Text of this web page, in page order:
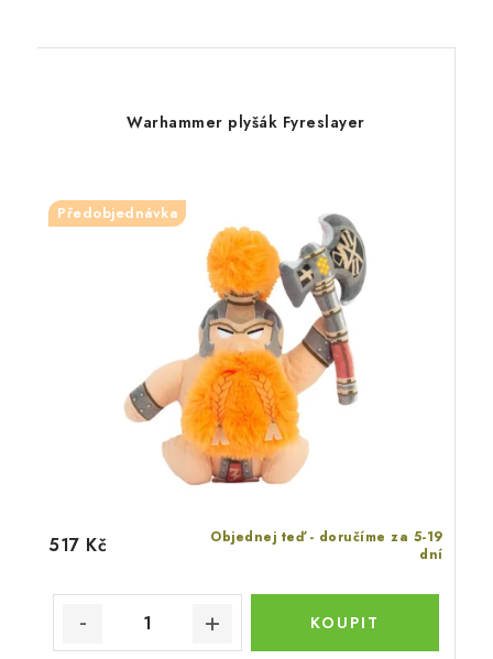
Warhammer plyšák Fyreslayer
Předobjednávka
Objednej teď - doručíme za 5-19
dní
517 Kč